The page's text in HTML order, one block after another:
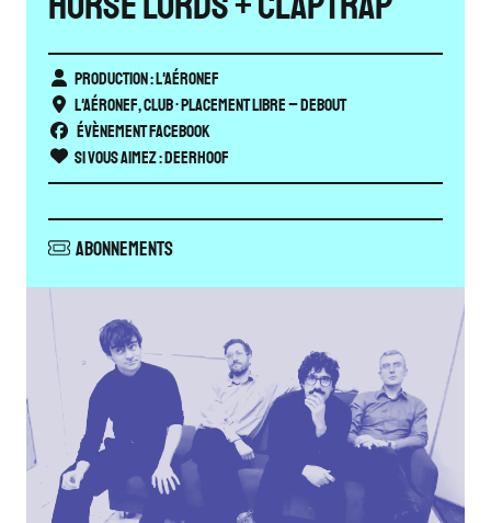
Production : L'Aéronef
L'Aéronef,Club• Placement libre – Debout
Évènement Facebook
Si vous aimez : Deerhoof
Abonnements